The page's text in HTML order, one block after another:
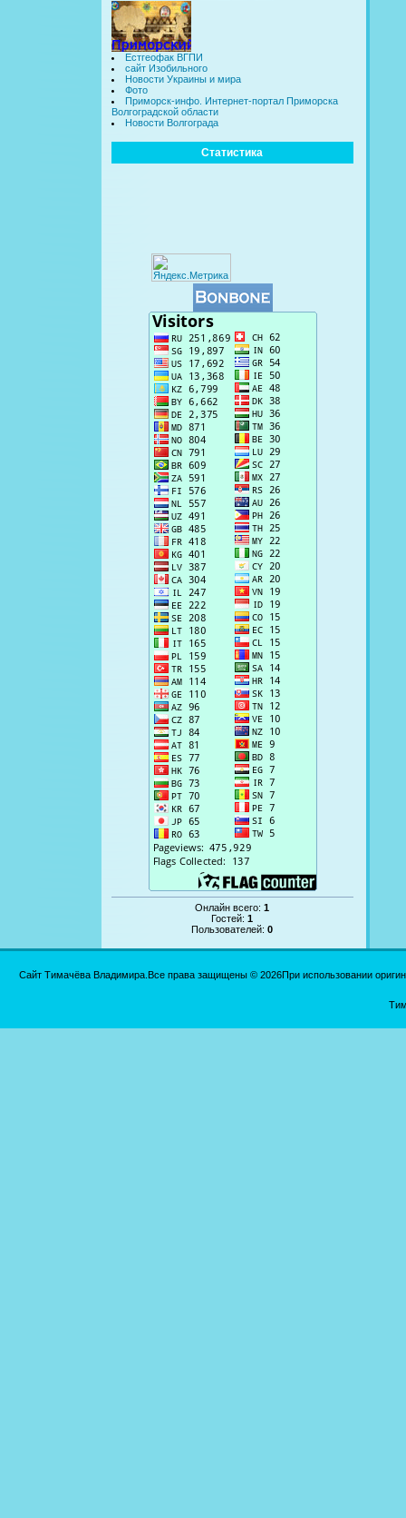
Естгеофак ВГПИ
сайт Изобильного
Новости Украины и мира
Фото
Приморск-инфо. Интернет-портал Приморска
Волгоградской области
Новости Волгограда
Статистика
Онлайн всего:1
Гостей:1
Пользователей:0
Сайт Тимачёва Владимира.Все права защищены © 2026При использовании